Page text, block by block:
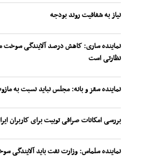
نیاز به شفافیت روند بودجه
نماینده ساری: کاهش درصد آلایندگی سوخت
نظارتی است
نماینده سقز و بانه: مجلس نباید نسبت به
بررسی امکانات صرافی توبیت برای کاربران
نماینده سلماس: وزارت نفت باید آلایندگی